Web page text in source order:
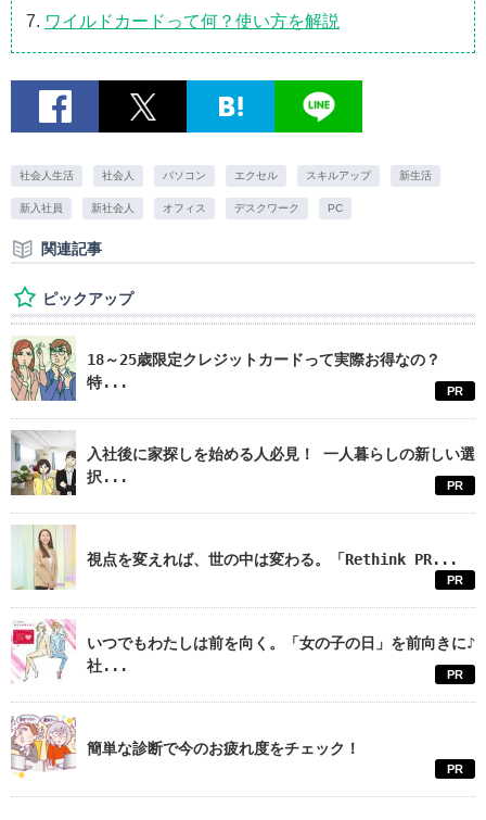
ワイルドカードって何？使い方を解説
社会人生活 社会人 パソコン エクセル スキルアップ 新生活
新入社員 新社会人 オフィス デスクワーク PC
関連記事
ピックアップ
18～25歳限定クレジットカードって実際お得なの？
特...
PR
入社後に家探しを始める人必見！ 一人暮らしの新しい選
択...
PR
視点を変えれば、世の中は変わる。「Rethink PR...
PR
いつでもわたしは前を向く。「女の子の日」を前向きに♪
社...
PR
簡単な診断で今のお疲れ度をチェック！
PR